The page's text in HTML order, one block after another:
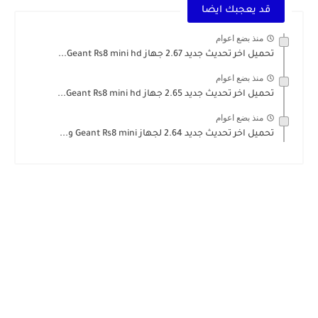
قد يعجبك ايضا
منذ بضع اعوام
تحميل اخر تحديث جديد 2.67 جهاز Geant Rs8 mini hd...
منذ بضع اعوام
تحميل اخر تحديث جديد 2.65 جهاز Geant Rs8 mini hd...
منذ بضع اعوام
تحميل اخر تحديث جديد 2.64 لجهاز Geant Rs8 mini و...